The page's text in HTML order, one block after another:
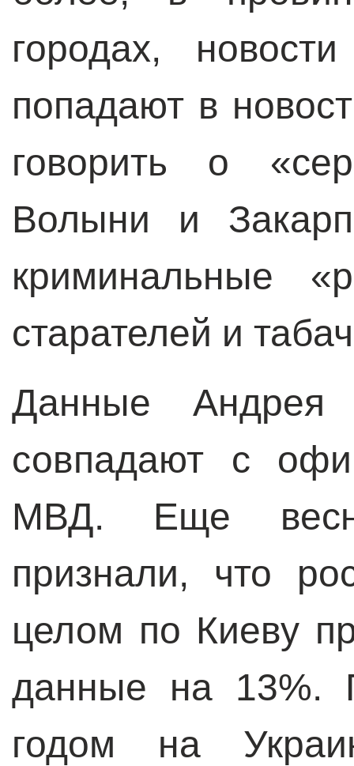
городах,
попадают в
говорить о
Волыни и
криминальные
старателей и
Данные
совпадают с
МВД. Еще
признали, что
целом по Киеву
данные на 13%.
годом на